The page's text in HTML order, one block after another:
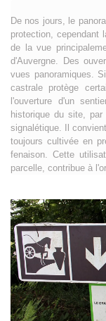
De nos jours, le
protection, cependant
de la vue
d'Auvergne. Des
vues panoramiques.
castrale protège
l'ouverture d'un
historique du site,
signalétique. Il
toujours cultivée en
fenaison. Cette
parcelle, contribue à